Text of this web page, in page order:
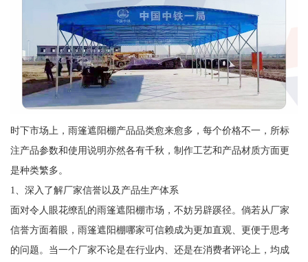
时下市场上，雨篷遮阳棚产品品类愈来愈多，每个价格不一，所标
注产品参数和使用说明亦然各有千秋，制作工艺和产品材质方面更
是种类繁多。
1、深入了解厂家信誉以及产品生产体系
面对令人眼花缭乱的雨篷遮阳棚市场，不妨另辟蹊径。倘若从厂家
信誉方面着眼，雨篷遮阳棚哪家可信赖成为更加直观、更便于思考
的问题。当一个厂家不论是在行业内、还是在消费者评论上，均成